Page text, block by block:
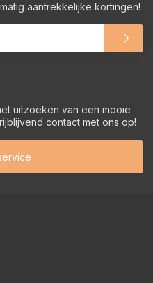
uitzoeken van een mooie
contact met ons op!
aantrekkelijke kortingen!